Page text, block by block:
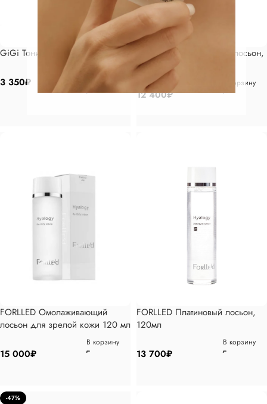
GiGi Тоник 250 мл
3 350₽ В корзину
FORLLED Увлажняющий лосьон,
150мл
12 400₽
В корзину
FORLLED Омолаживающий
лосьон для зрелой кожи 120 мл
15 000₽
В корзину
FORLLED Платиновый лосьон,
120мл
13 700₽
В корзину
-47%